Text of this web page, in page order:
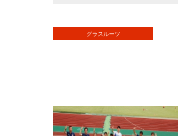
グラスルーツ